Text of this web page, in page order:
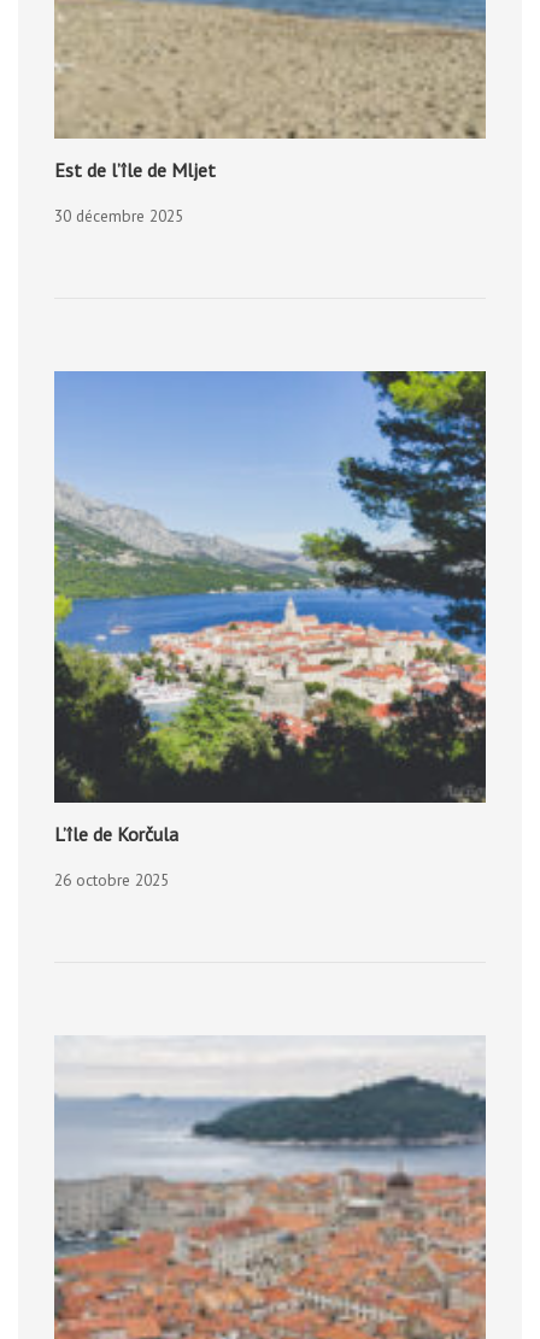
Est de l’île de Mljet
30 décembre 2025
L’île de Korčula
26 octobre 2025